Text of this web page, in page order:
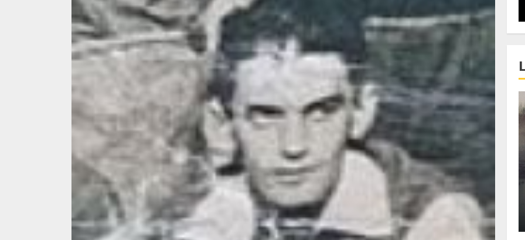
ALEXANDRU S. MAY 31, 2023
4 min read
La zi
Razboiul din Gaza, scanteia
fatala pentru Orientul
Mijlociu?
ALEXANDRU S. NOVEMBER 1, 2023
3 min read
Stiinta
Lumina ar putea contribui
si ea la evaporarea apei in
ALEXANDRU S. DECEMBER 27, 2023